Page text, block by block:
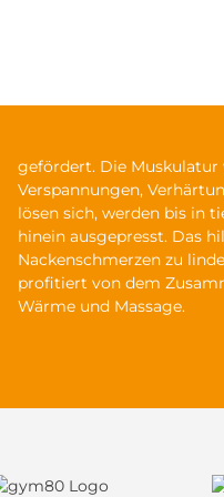
Wärme und Massage.